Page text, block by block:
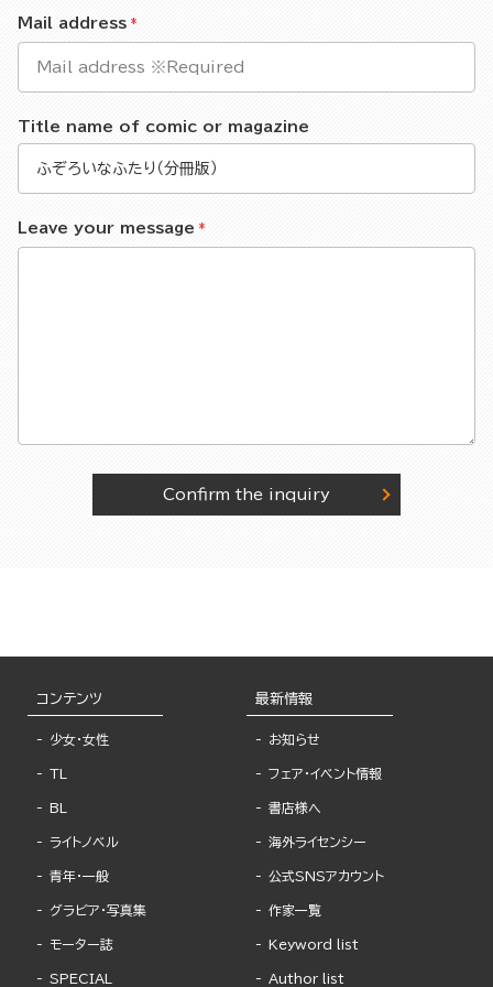
Mail address
Title name of comic or magazine
Leave your message
Confirm the inquiry
コンテンツ
少女・女性
TL
BL
ライトノベル
青年・一般
グラビア・写真集
モーター誌
SPECIAL
最新情報
お知らせ
フェア・イベント情報
書店様へ
海外ライセンシー
公式SNSアカウント
作家一覧
Keyword list
Author list